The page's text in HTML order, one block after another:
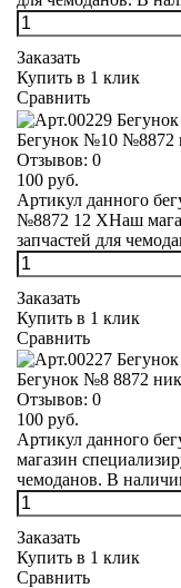
Заказать
Купить в 1 клик
Сравнить
Бегунок №10 №8872
Отзывов: 0
100 руб.
Артикул данного
№8872 12 XНаш
запчастей для
Заказать
Купить в 1 клик
Сравнить
Бегунок №8 8872
Отзывов: 0
100 руб.
Артикул данного
магазин
чемоданов. В
Заказать
Купить в 1 клик
Сравнить